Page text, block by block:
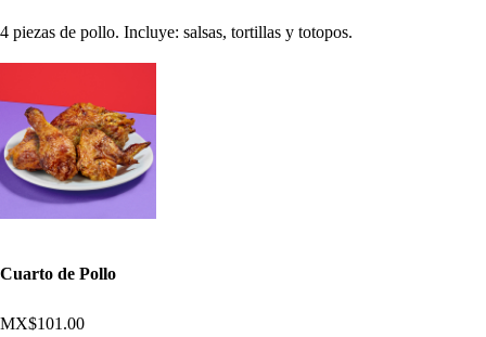
4 piezas de pollo. Incluye: salsas, tortillas y totopos.
Cuarto de Pollo
MX$101.00